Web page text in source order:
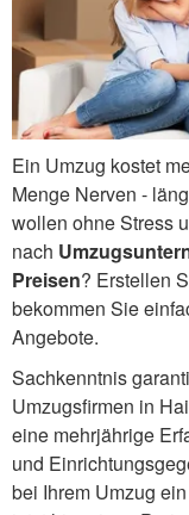
Ein Umzug kostet
Menge Nerven -
wollen ohne Stress
nach
Preisen? Erstellen
bekommen Sie
Angebote.
Sachkenntnis
Umzugsfirmen in
eine mehrjährige
und
bei Ihrem Umzug